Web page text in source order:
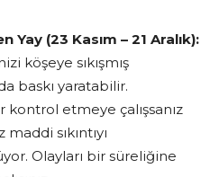
Yay (23 Kasım – 21 Aralık):
köşeye sıkışmış
baskı yaratabilir.
kontrol etmeye çalışsanız
sıkıntıyı
Olayları bir süreliğine